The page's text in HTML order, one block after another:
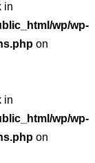
in
wp/wp-
on
in
wp/wp-
on